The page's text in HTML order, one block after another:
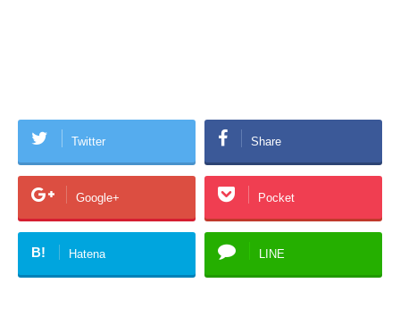
Twitter Share
Google+ Pocket
B! Hatena LINE